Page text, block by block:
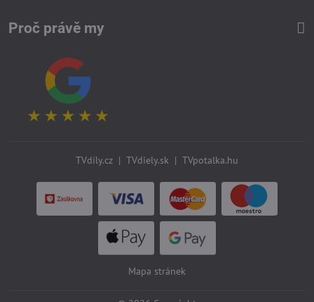
Proč právě my
TVdíly.cz | TVdiely.sk | TVpotalka.hu
Mapa stránek